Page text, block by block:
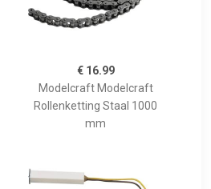
€ 16.99
Modelcraft Modelcraft
Rollenketting Staal 1000
mm